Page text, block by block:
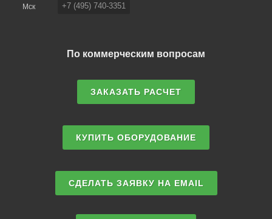
Мск
+7 (495) 740-3351
По коммерческим вопросам
ЗАКАЗАТЬ РАСЧЕТ
КУПИТЬ ОБОРУДОВАНИЕ
СДЕЛАТЬ ЗАЯВКУ НА EMAIL